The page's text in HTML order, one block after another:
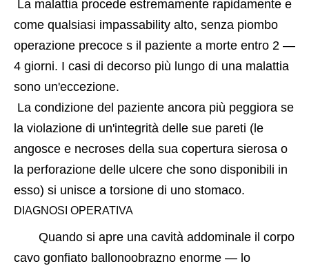
come qualsiasi impassability alto, senza piombo
operazione precoce s il paziente a morte entro 2 —
4 giorni. I casi di decorso più lungo di una malattia
sono un'eccezione.
la violazione di un'integrità delle sue pareti (le
angosce e necroses della sua copertura sierosa o
la perforazione delle ulcere che sono disponibili in
esso) si unisce a torsione di uno stomaco.
DIAGNOSI OPERATIVA
Quando si apre una cavità addominale il corpo
cavo gonfiato ballonoobrazno enorme — lo